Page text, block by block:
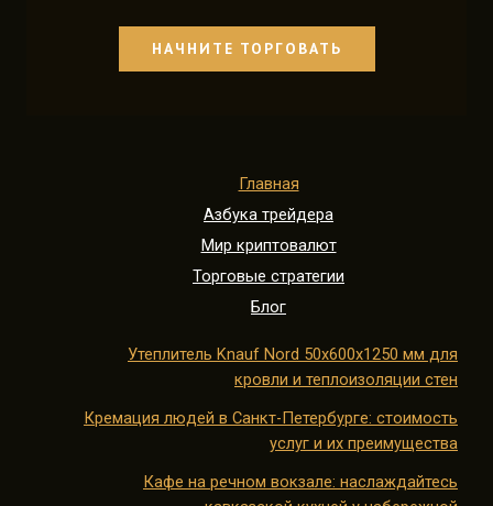
НАЧНИТЕ ТОРГОВАТЬ
Главная
Азбука трейдера
Мир криптовалют
Торговые стратегии
Блог
Утеплитель Knauf Nord 50х600х1250 мм для
кровли и теплоизоляции стен
Кремация людей в Санкт-Петербурге: стоимость
услуг и их преимущества
Кафе на речном вокзале: наслаждайтесь